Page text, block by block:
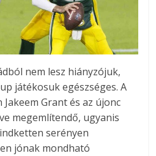
nem lesz hiányzójuk,
játékosuk egészséges. A
Grant és az újonc
megemlítendő, ugyanis
serényen
jónak mondható